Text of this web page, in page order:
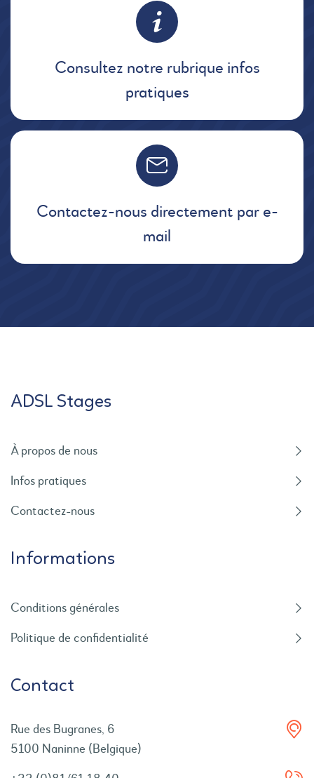
Consultez notre rubrique infos
pratiques
Contactez-nous directement par e-
mail
ADSL Stages
À propos de nous
Infos pratiques
Contactez-nous
Informations
Conditions générales
Politique de confidentialité
Contact
Rue des Bugranes, 6
5100 Naninne (Belgique)